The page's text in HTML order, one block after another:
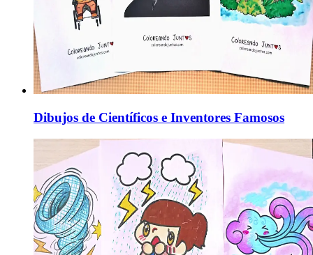
Dibujos de Científicos e Inventores Famosos